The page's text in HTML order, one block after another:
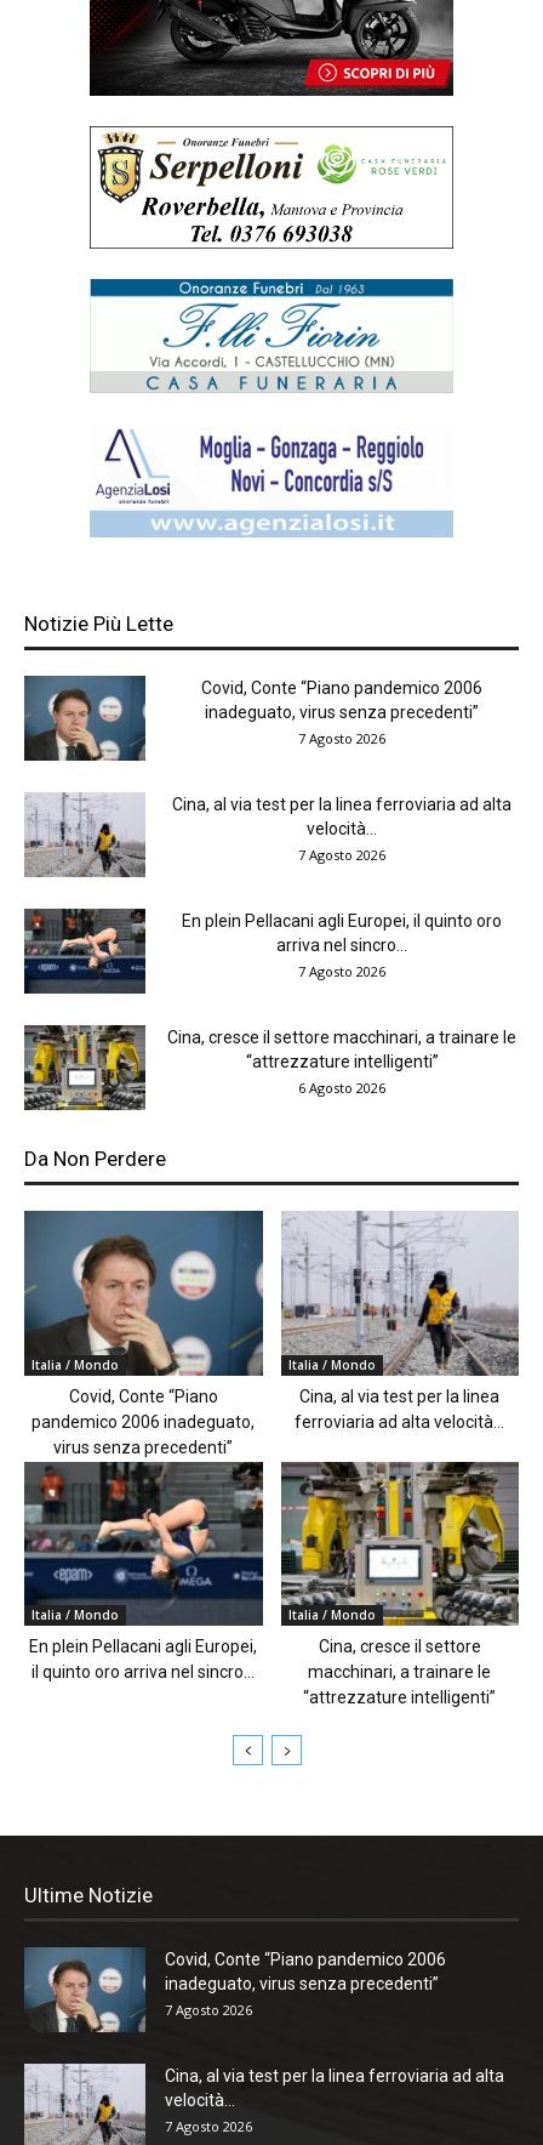
Notizie Più Lette
Covid, Conte “Piano pandemico 2006
inadeguato, virus senza precedenti”
7 Agosto 2026
Cina, al via test per la linea ferroviaria ad alta
velocità...
7 Agosto 2026
En plein Pellacani agli Europei, il quinto oro
arriva nel sincro...
7 Agosto 2026
Cina, cresce il settore macchinari, a trainare le
“attrezzature intelligenti”
6 Agosto 2026
Da Non Perdere
Italia / Mondo
Covid, Conte “Piano
pandemico 2006 inadeguato,
virus senza precedenti”
Italia / Mondo
Cina, al via test per la linea
ferroviaria ad alta velocità...
Italia / Mondo
En plein Pellacani agli Europei,
il quinto oro arriva nel sincro...
Italia / Mondo
Cina, cresce il settore
macchinari, a trainare le
“attrezzature intelligenti”
Ultime Notizie
Covid, Conte “Piano pandemico 2006
inadeguato, virus senza precedenti”
7 Agosto 2026
Cina, al via test per la linea ferroviaria ad alta
velocità...
7 Agosto 2026